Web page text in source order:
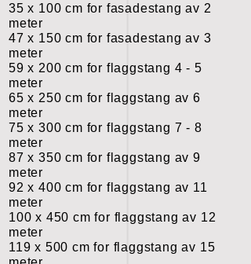
35 x 100 cm for fasadestang av 2
meter
47 x 150 cm for fasadestang av 3
meter
59 x 200 cm for flaggstang 4 - 5
meter
65 x 250 cm for flaggstang av 6
meter
75 x 300 cm for flaggstang 7 - 8
meter
87 x 350 cm for flaggstang av 9
meter
92 x 400 cm for flaggstang av 11
meter
100 x 450 cm for flaggstang av 12
meter
119 x 500 cm for flaggstang av 15